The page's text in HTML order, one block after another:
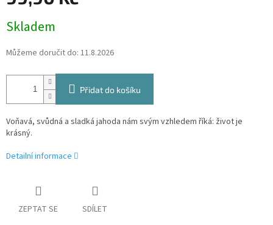
cena:
Skladem
Můžeme doručit do: 11.8.2026
Přidat do košíku
Voňavá, svůdná a sladká jahoda nám svým vzhledem říká: život je
krásný.
Detailní informace
ZEPTAT SE SDÍLET